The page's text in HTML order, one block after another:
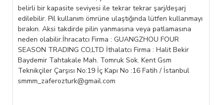
belirli bir kapasite seviyesi ile tekrar tekrar şarj/deşarj
edilebilir. Pil kullanım ömrüne ulaştığında lütfen kullanmayı
bırakın. Aksi takdirde pilin yanmasına veya patlamasına
neden olabilir.İhracatcı Firma : GUANGZHOU FOUR
SEASON TRADING CO,LTD İthalatcı Firma : Halit Bekir
Baydemir Tahtakale Mah. Tomruk Sok. Kent Gsm
Teknikçiler Çarşısı No:19 İç Kapı No :16 Fatih / İstanbul
smmm_zaferozturk@gmail.com